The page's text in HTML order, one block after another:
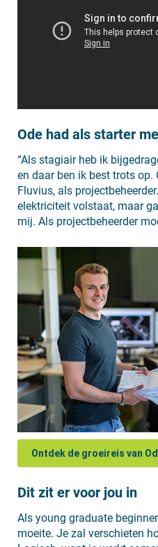
Ode had als starter
“Als stagiair heb ik
en daar ben ik best trots
Fluvius, als
elektriciteit volstaat, maar
mij. Als projectbeheerder
Ontdek de groeireis van
Dit zit er voor jou in
Als young graduate
moeite. Je zal verschieten